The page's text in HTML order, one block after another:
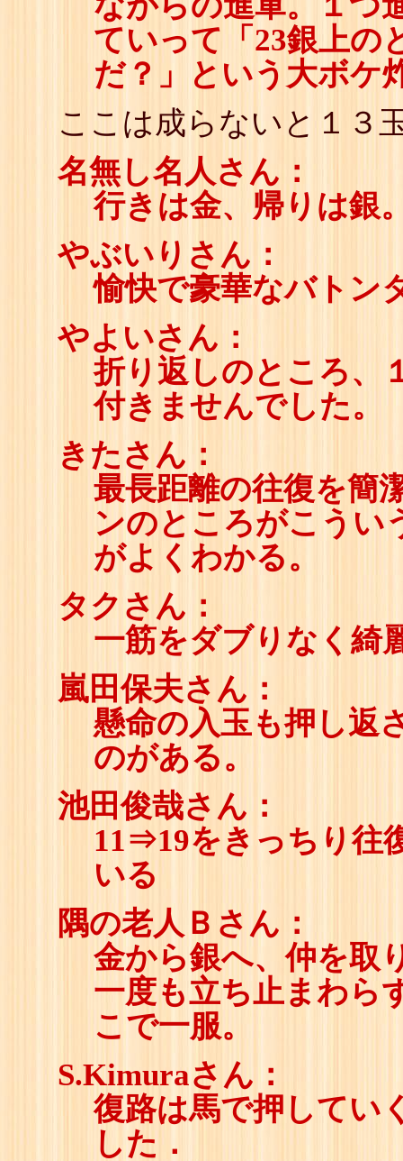
ていって「23銀上の
だ？」という大ボケ
ここは成らないと１３
名無し名人さん：
行きは金、帰りは銀
やぶいりさん：
愉快で豪華なバトン
やよいさん：
折り返しのところ、
付きませんでした。
きたさん：
最長距離の往復を簡
ンのところがこうい
がよくわかる。
タクさん：
一筋をダブりなく綺
嵐田保夫さん：
懸命の入玉も押し返
のがある。
池田俊哉さん：
11⇒19をきっちり往
いる
隅の老人Ｂさん：
金から銀へ、仲を取
一度も立ち止まわら
こで一服。
S.Kimuraさん：
復路は馬で押してい
した．